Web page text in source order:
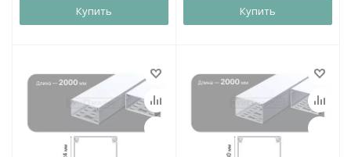
Купить Купить